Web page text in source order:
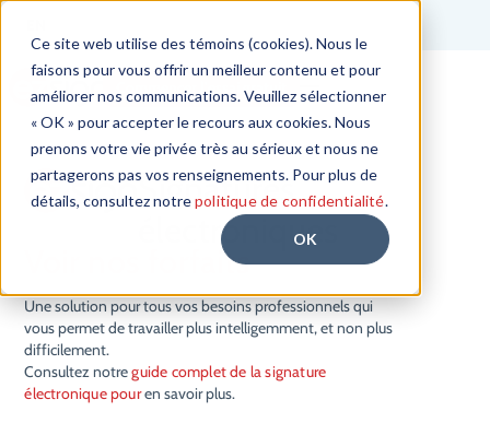
Ce site web utilise des témoins (cookies). Nous le
faisons pour vous offrir un meilleur contenu et pour
améliorer nos communications. Veuillez sélectionner
« OK » pour accepter le recours aux cookies. Nous
prenons votre vie privée très au sérieux et nous ne
partagerons pas vos renseignements. Pour plus de
détails, consultez notrepolitique de confidentialité.
OK
Commencer l'essai gratuit
Signatures
électroniques
Voir nos forfaits
Une solution pour tous vos besoins professionnels qui
vous permet de travailler plus intelligemment, et non plus
difficilement.
Consultez notreguide complet de la signature
électronique pouren savoir plus.